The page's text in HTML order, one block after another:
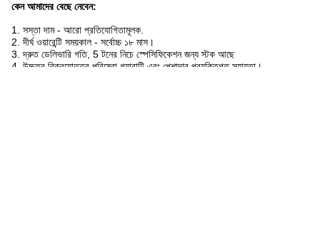
কেন আমাদের বেছে নেবেন:
1. সস্তা দাম - আরো প্রতিযোগিতামূলক.
2. দীর্ঘ ওয়ারেন্টি সময়কাল - সর্বোচ্চ ১৮ মাস।
3. দ্রুত ডেলিভারি গতি, 5 টনের নিচে স্পেসিফিকেশন জন্য স্টক আছে
4. উচ্চতর বিক্রয়োত্তর পরিষেবা গ্যারান্টি এবং পেশাদার প্রযুক্তিগত সহায়তা।